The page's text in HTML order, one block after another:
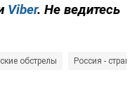
Viber. Не ведитесь
обстрелы Россия -